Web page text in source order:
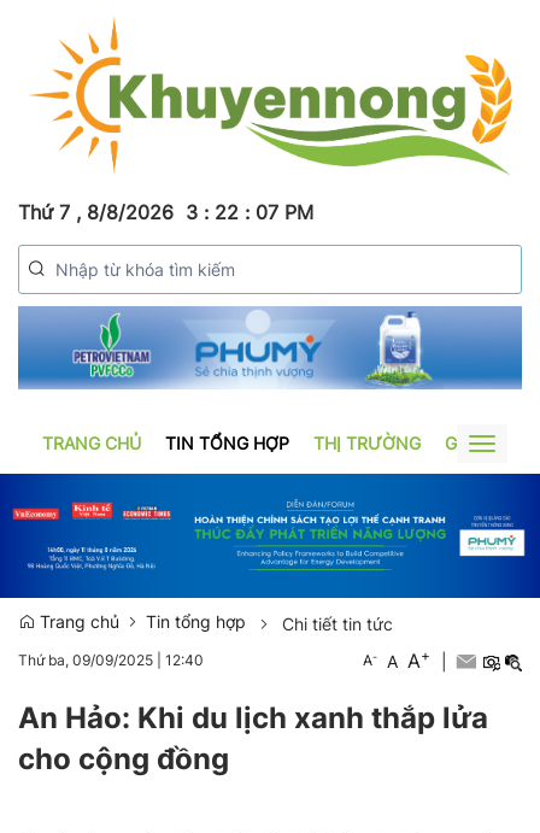
Thứ 7 , 8/8/2026 3 : 22 : 08 PM
TRANG CHỦ TIN TỔNG HỢP THỊ TRƯỜNG GƯƠNG
Toggle
Trang chủ Tin tổng hợp Chi tiết tin tức
Thứ ba, 09/09/2025 12:40 A- A A+
An Hảo: Khi du lịch xanh thắp lửa
cho cộng đồng